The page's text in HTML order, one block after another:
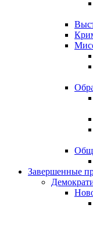
Завершенные